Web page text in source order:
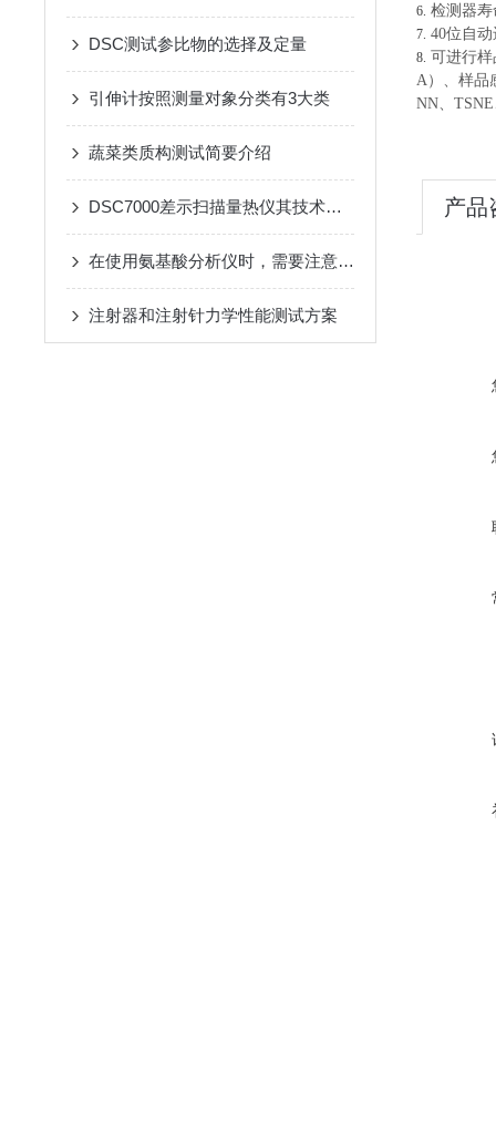
DSC测试参比物的选择及定量
引伸计按照测量对象分类有3大类
蔬菜类质构测试简要介绍
DSC7000差示扫描量热仪其技术特点可以从以下几个方面具体分析
在使用氨基酸分析仪时，需要注意以下事项
注射器和注射针力学性能测试方案
6. 检测器寿
7. 40位自
8. 可进行
A）、样品
NN、
产品